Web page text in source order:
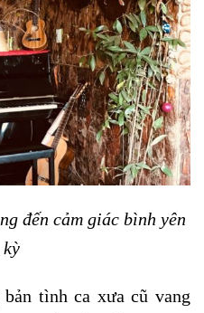
đến cảm giác bình yên
tình ca xưa cũ vang